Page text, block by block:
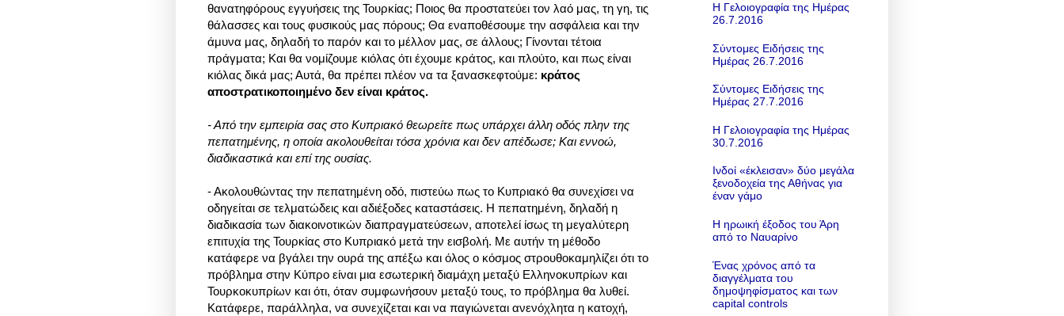
θανατηφόρους εγγυήσεις της Τουρκίας; Ποιος θα προστατεύει τον λαό μας, τη γη, τις
θάλασσες και τους φυσικούς μας πόρους; Θα εναποθέσουμε την ασφάλεια και την
άμυνα μας, δηλαδή το παρόν και το μέλλον μας, σε άλλους; Γίνονται τέτοια
πράγματα; Και θα νομίζουμε κιόλας ότι έχουμε κράτος, και πλούτο, και πως είναι
κιόλας δικά μας; Αυτά, θα πρέπει πλέον να τα ξανασκεφτούμε: κράτος
αποστρατικοποιημένο δεν είναι κράτος.
- Από την εμπειρία σας στο Κυπριακό θεωρείτε πως υπάρχει άλλη οδός πλην της
πεπατημένης, η οποία ακολουθείται τόσα χρόνια και δεν απέδωσε; Και εννοώ,
διαδικαστικά και επί της ουσίας.
- Ακολουθώντας την πεπατημένη οδό, πιστεύω πως το Κυπριακό θα συνεχίσει να
οδηγείται σε τελματώδεις και αδιέξοδες καταστάσεις. Η πεπατημένη, δηλαδή η
διαδικασία των διακοινοτικών διαπραγματεύσεων, αποτελεί ίσως τη μεγαλύτερη
επιτυχία της Τουρκίας στο Κυπριακό μετά την εισβολή. Με αυτήν τη μέθοδο
κατάφερε να βγάλει την ουρά της απέξω και όλος ο κόσμος στρουθοκαμηλίζει ότι το
πρόβλημα στην Κύπρο είναι μια εσωτερική διαμάχη μεταξύ Ελληνοκυπρίων και
Τουρκοκυπρίων και ότι, όταν συμφωνήσουν μεταξύ τους, το πρόβλημα θα λυθεί.
Κατάφερε, παράλληλα, να συνεχίζεται και να παγιώνεται ανενόχλητα η κατοχή,
Η Γελοιογραφία της Ημέρας
26.7.2016
Σύντομες Ειδήσεις της
Ημέρας 26.7.2016
Σύντομες Ειδήσεις της
Ημέρας 27.7.2016
Η Γελοιογραφία της Ημέρας
30.7.2016
Ινδοί «έκλεισαν» δύο μεγάλα
ξενοδοχεία της Αθήνας για
έναν γάμο
Η ηρωική έξοδος του Άρη
από το Ναυαρίνο
Ένας χρόνος από τα
διαγγέλματα του
δημοψηφίσματος και των
capital controls